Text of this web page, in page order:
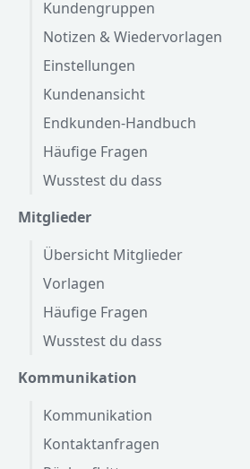
Kundengruppen
Notizen & Wiedervorlagen
Einstellungen
Kundenansicht
Endkunden-Handbuch
Häufige Fragen
Wusstest du dass
Mitglieder
Übersicht Mitglieder
Vorlagen
Häufige Fragen
Wusstest du dass
Kommunikation
Kommunikation
Kontaktanfragen